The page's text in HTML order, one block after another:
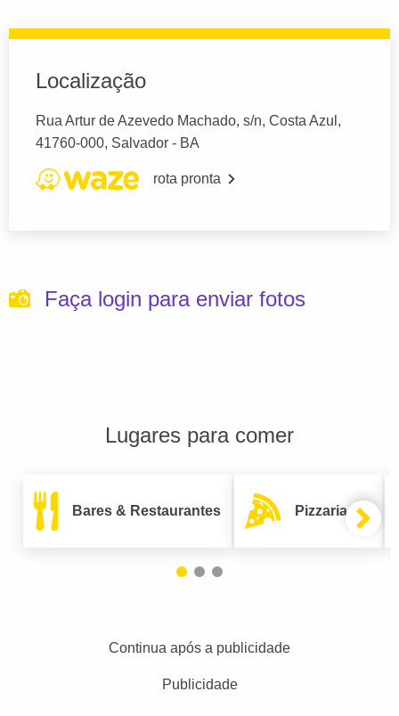
Localização
Rua Artur de Azevedo Machado, s/n, Costa Azul,
41760-000, Salvador - BA
rota pronta
Faça login para enviar fotos
Lugares para comer
Bares & Restaurantes Pizzarias
Continua após a publicidade
Publicidade